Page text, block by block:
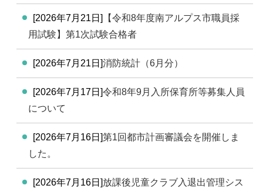
[2026年7月21日]
【令和8年度南アルプス市職員採
用試験】第1次試験合格者
[2026年7月21日]消防統計（6月分）
[2026年7月17日]令和8年9月入所保育所等募集人員
について
[2026年7月16日]第1回都市計画審議会を開催しま
した。
[2026年7月16日]放課後児童クラブ入退出管理シス